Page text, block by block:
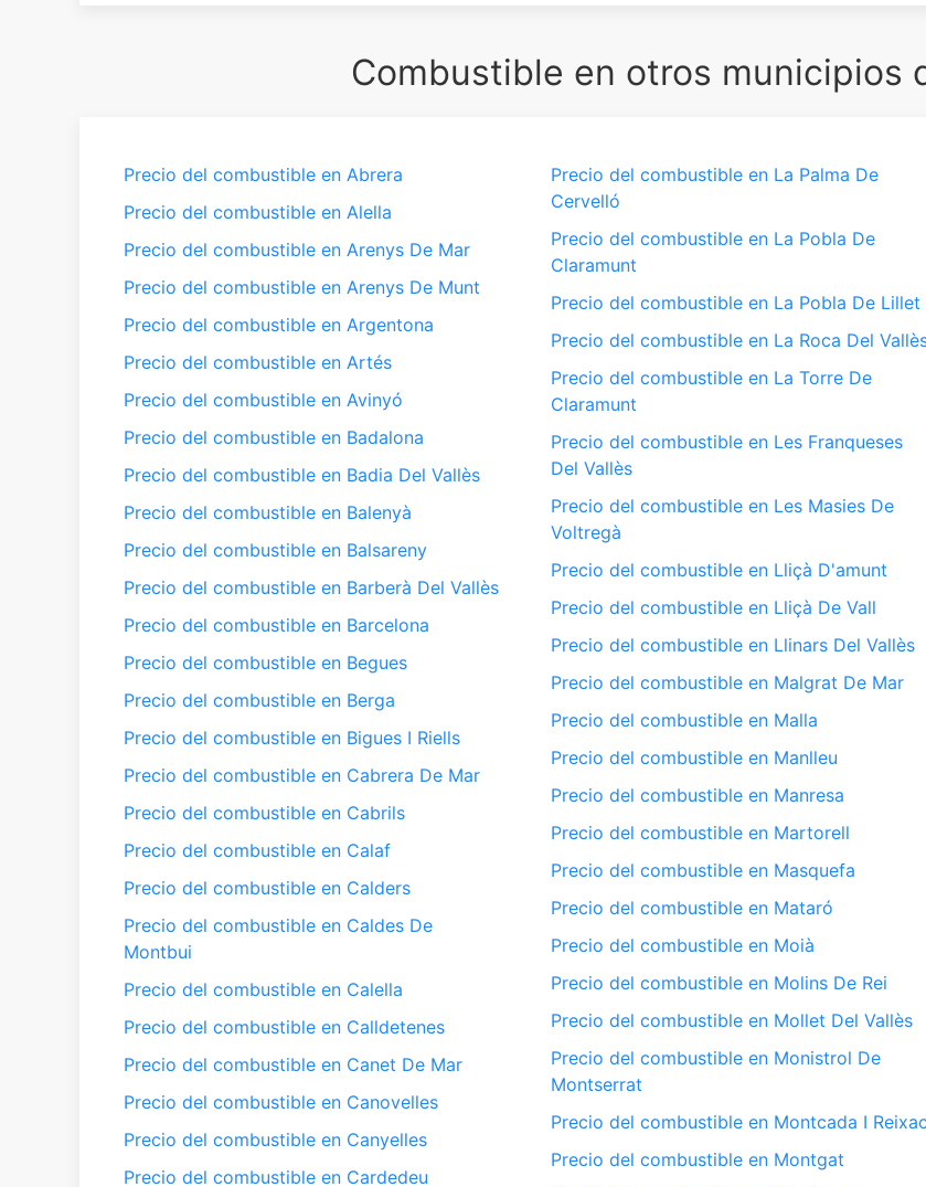
Combustible en otros municipios
Precio del combustible en Abrera
Precio del combustible en Alella
Precio del combustible en Arenys De Mar
Precio del combustible en Arenys De Munt
Precio del combustible en Argentona
Precio del combustible en Artés
Precio del combustible en Avinyó
Precio del combustible en Badalona
Precio del combustible en Badia Del Vallès
Precio del combustible en Balenyà
Precio del combustible en Balsareny
Precio del combustible en Barberà Del Vallès
Precio del combustible en Barcelona
Precio del combustible en Begues
Precio del combustible en Berga
Precio del combustible en Bigues I Riells
Precio del combustible en Cabrera De Mar
Precio del combustible en Cabrils
Precio del combustible en Calaf
Precio del combustible en Calders
Precio del combustible en Caldes De
Montbui
Precio del combustible en Calella
Precio del combustible en Calldetenes
Precio del combustible en Canet De Mar
Precio del combustible en Canovelles
Precio del combustible en Canyelles
Precio del combustible en Cardedeu
Precio del combustible en La Palma De
Cervelló
Precio del combustible en La Pobla De
Claramunt
Precio del combustible en La Pobla De Lillet
Precio del combustible en La Roca Del
Precio del combustible en La Torre De
Claramunt
Precio del combustible en Les Franqueses
Del Vallès
Precio del combustible en Les Masies De
Voltregà
Precio del combustible en Lliçà D'amunt
Precio del combustible en Lliçà De Vall
Precio del combustible en Llinars Del Vallès
Precio del combustible en Malgrat De Mar
Precio del combustible en Malla
Precio del combustible en Manlleu
Precio del combustible en Manresa
Precio del combustible en Martorell
Precio del combustible en Masquefa
Precio del combustible en Mataró
Precio del combustible en Moià
Precio del combustible en Molins De Rei
Precio del combustible en Mollet Del Vallès
Precio del combustible en Monistrol De
Montserrat
Precio del combustible en Montcada I Reixac
Precio del combustible en Montgat